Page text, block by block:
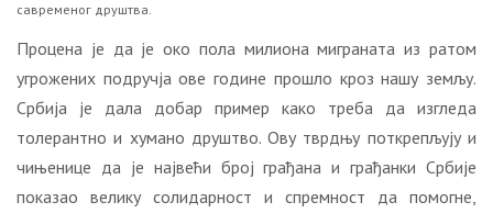
савременог друштва.
Процена је да је око пола милиона миграната из ратом
угрожених подручја ове године прошло кроз нашу земљу.
Србија је дала добар пример како треба да изгледа
толерантно и хумано друштво. Ову тврдњу поткрепљују и
чињенице да је највећи број грађана и грађанки Србије
показао велику солидарност и спремност да помогне,